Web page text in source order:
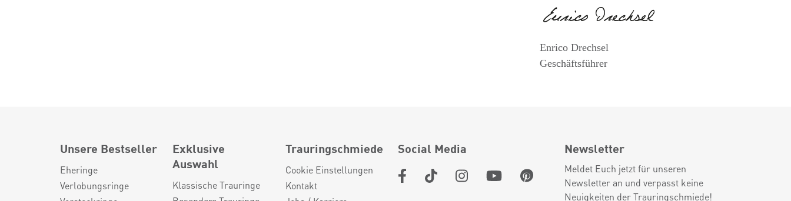
Enrico Drechsel
Geschäftsführer
Unsere Bestseller
Eheringe
Verlobungsringe
Exklusive
Auswahl
Klassische Trauringe
Trauringschmiede
Cookie Einstellungen
Kontakt
Social Media Newsletter
Meldet Euch jetzt für unseren
Newsletter an und verpasst keine
Neuigkeiten der Trauringschmiede!